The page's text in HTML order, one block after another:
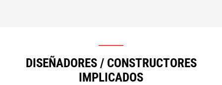
DISEÑADORES / CONSTRUCTORES
IMPLICADOS